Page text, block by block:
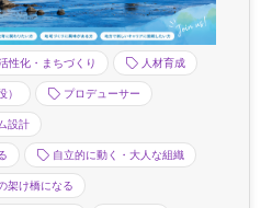
性化・まちづくり 人材育成
） プロデューサー
設計
自立的に動く・大人な組織
架け橋になる